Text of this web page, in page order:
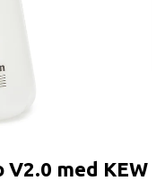
V2.0 med KEW